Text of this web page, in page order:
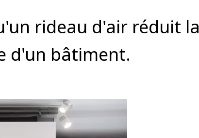
rideau d'air réduit la
d'un bâtiment.